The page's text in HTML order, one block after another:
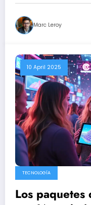
Marc Leroy
10 April 2025
TECNOLOGÍA
Los